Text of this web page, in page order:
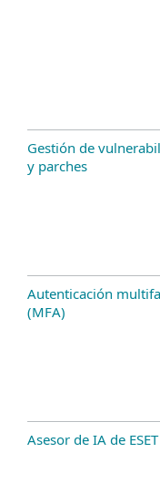
Gestión de
y parches
Autenticación
(MFA)
Asesor de IA de ESET